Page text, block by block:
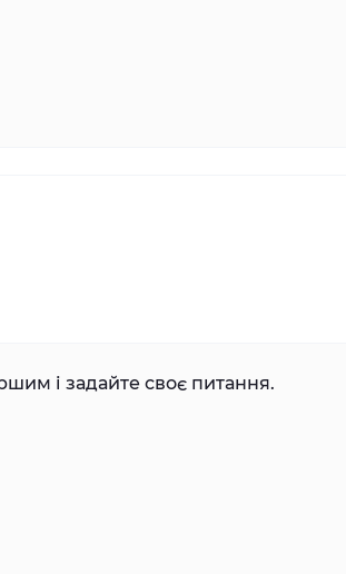
і задайте своє питання.